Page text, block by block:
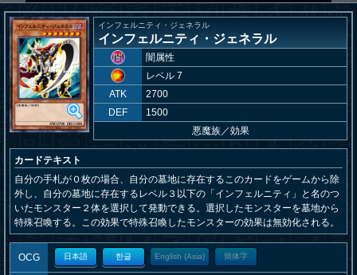
インフェルニティ・ジェネラル
インフェルニティ・ジェネラル
闇属性
レベル 7
ATK
2700
DEF
1500
悪魔族／効果
カードテキスト
自分の手札が０枚の場合、自分の墓地に存在するこのカードをゲームから除
外し、自分の墓地に存在するレベル３以下の「インフェルニティ」と名のつ
いたモンスター２体を選択して発動できる。選択したモンスターを墓地から
特殊召喚する。この効果で特殊召喚したモンスターの効果は無効化される。
OCG 日本語 한글 English (Asia) 簡体字